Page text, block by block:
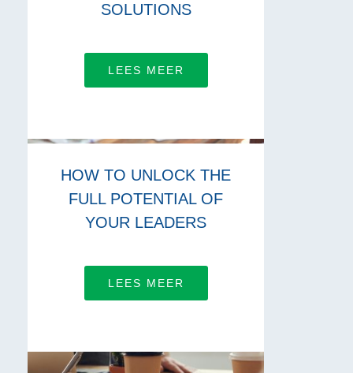
SOLUTIONS
LEES MEER
HOW TO UNLOCK THE
FULL POTENTIAL OF
YOUR LEADERS
LEES MEER